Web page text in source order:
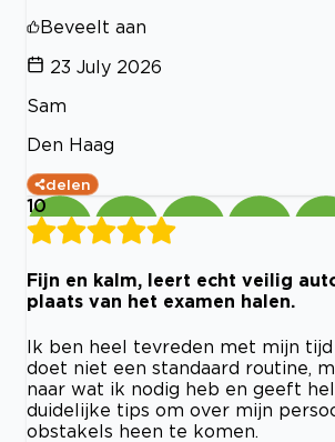
Beveelt aan
23 July 2026
Sam
Den Haag
delen
10
Fijn en kalm, leert echt veilig
plaats van het examen halen.
Ik ben heel tevreden met mijn tijd
doet niet een standaard routine,
naar wat ik nodig heb en geeft
duidelijke tips om over mijn
obstakels heen te komen.